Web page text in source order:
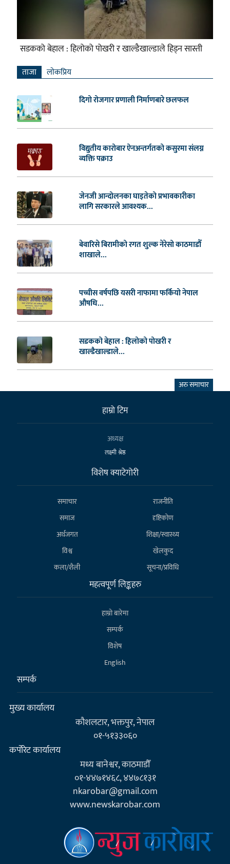
सडकको बेहाल : हिलोको पोखरी र खाल्डैखाल्डाले हिड्न सास्ती
ताजा लाेकप्रिय
दिगो रोजगार प्रणाली निर्माणबारे छलफल
विद्युतीय कारोबार ऐनअन्तर्गतको कसुरमा संलग्न
व्यक्ति पक्राउ
जेनजी आन्दोलनका घाइतेको प्रभावकारीका
लागि सरकारले आवश्यक...
बेवारिसे बिरामीको रगत शुल्क नेरेसो काठमाडौँ
शाखाले...
पच्चीस वर्षपछि यसरी नाफामा फर्कियो नेपाल
औषधि...
सडकको बेहाल : हिलोको पोखरी र
खाल्डैखाल्डाले...
अरु समाचार
हाम्राे टिम
अध्यक्ष
लक्ष्मी श्रेष्ठ
विशेष क्याटेगाेरी
समाचार
राजनीति
समाज
दृष्टिकोण
अर्थजगत
शिक्षा/स्वास्थ्य
विश्व
खेलकुद
कला/शैली
सूचना/प्रविधि
महत्वपूर्ण लिङ्कहरु
हाम्राे बारेमा
सम्पर्क
विशेष
English
सम्पर्क
मुख्य कार्यालय
कौशलटार, भक्तपुर, नेपाल
०१-५१३३०६०
कर्पाेरेट कार्यालय
मध्य बानेश्वर, काठमाडौँ
०१-४४७१४६८, ४४७८१३१
nkarobar@gmail.com
www.newskarobar.com